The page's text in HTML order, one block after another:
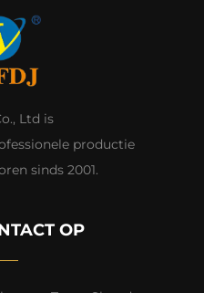
Ltd is
productie
sinds 2001.
OP